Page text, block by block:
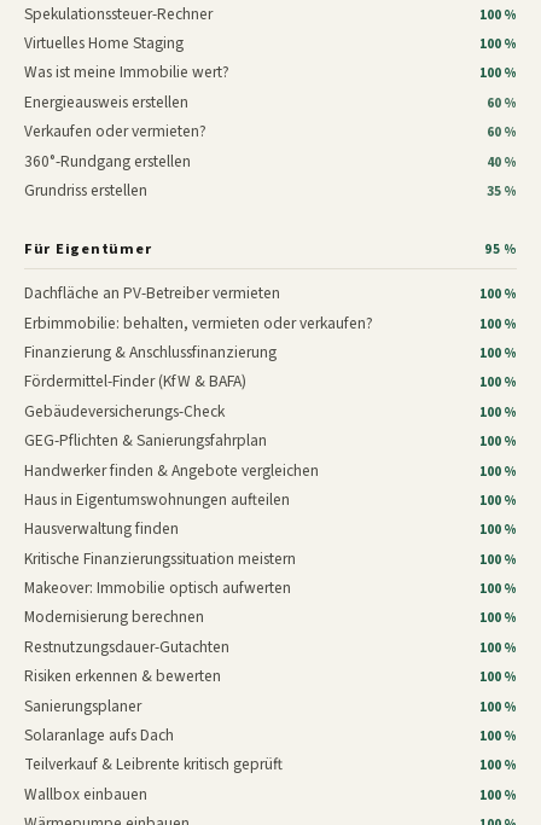
Spekulationssteuer-Rechner 100 %
Virtuelles Home Staging 100 %
Was ist meine Immobilie wert? 100 %
Energieausweis erstellen 60 %
Verkaufen oder vermieten? 60 %
360°-Rundgang erstellen 40 %
Grundriss erstellen 35 %
Für Eigentümer 95 %
Dachfläche an PV-Betreiber vermieten 100 %
Erbimmobilie: behalten, vermieten oder verkaufen? 100 %
Finanzierung & Anschlussfinanzierung 100 %
Fördermittel-Finder (KfW & BAFA) 100 %
Gebäudeversicherungs-Check 100 %
GEG-Pflichten & Sanierungsfahrplan 100 %
Handwerker finden & Angebote vergleichen 100 %
Haus in Eigentumswohnungen aufteilen 100 %
Hausverwaltung finden 100 %
Kritische Finanzierungssituation meistern 100 %
Makeover: Immobilie optisch aufwerten 100 %
Modernisierung berechnen 100 %
Restnutzungsdauer-Gutachten 100 %
Risiken erkennen & bewerten 100 %
Sanierungsplaner 100 %
Solaranlage aufs Dach 100 %
Teilverkauf & Leibrente kritisch geprüft 100 %
Wallbox einbauen 100 %